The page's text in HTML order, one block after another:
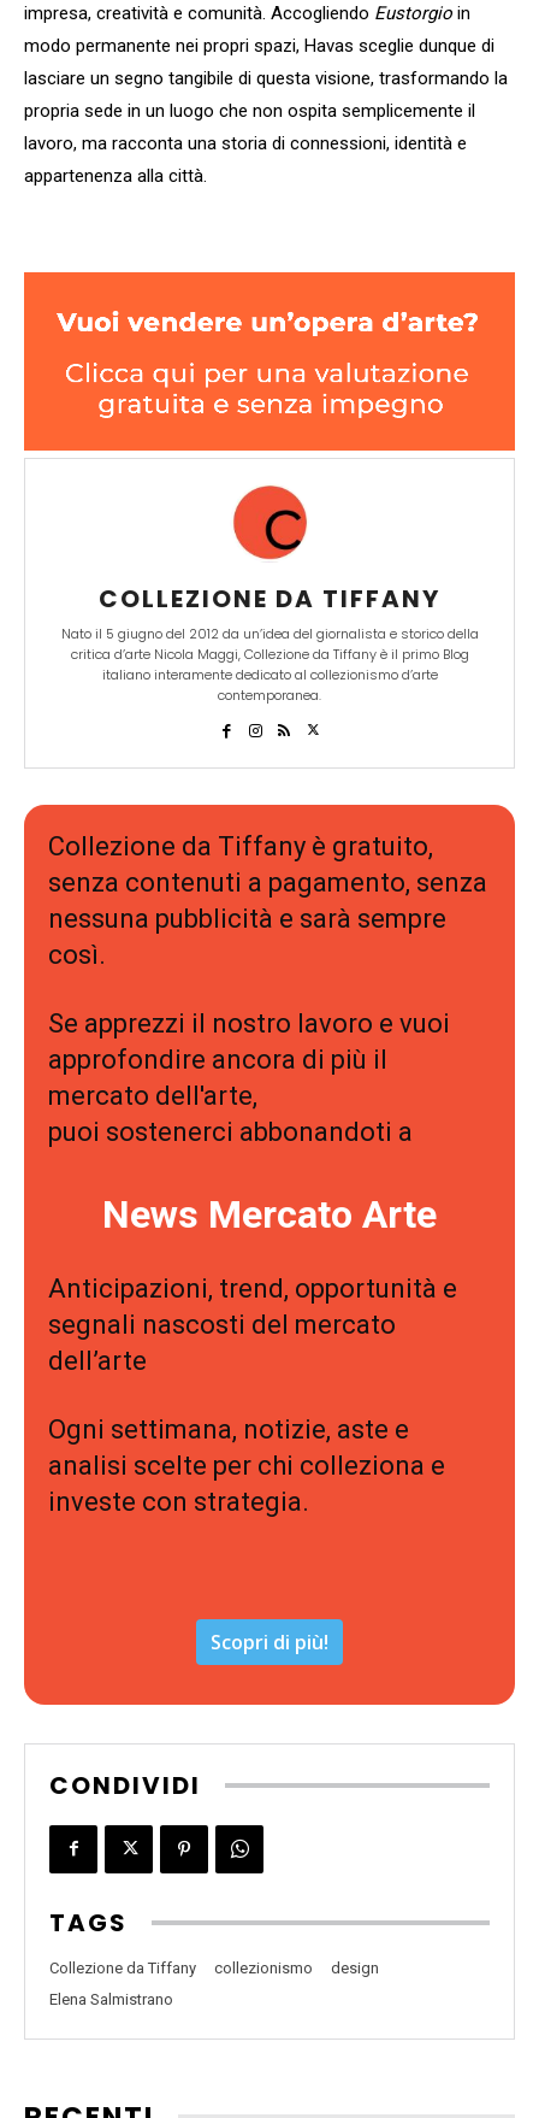
impresa, creatività e comunità. Accogliendo Eustorgio in
modo permanente nei propri spazi, Havas sceglie dunque di
lasciare un segno tangibile di questa visione, trasformando la
propria sede in un luogo che non ospita semplicemente il
lavoro, ma racconta una storia di connessioni, identità e
appartenenza alla città.
COLLEZIONE DA TIFFANY
Nato il 5 giugno del 2012 da un’idea del giornalista e storico della
critica d’arte Nicola Maggi, Collezione da Tiffany è il primo Blog
italiano interamente dedicato al collezionismo d’arte
contemporanea.
Collezione da Tiffany è gratuito,
senza contenuti a pagamento, senza
nessuna pubblicità e sarà sempre
così.
Se apprezzi il nostro lavoro e vuoi
approfondire ancora di più il
mercato dell'arte,
puoi sostenerci abbonandoti a
News Mercato Arte
Anticipazioni, trend, opportunità e
segnali nascosti del mercato
dell’arte
Ogni settimana, notizie, aste e
analisi scelte per chi colleziona e
investe con strategia.
Scopri di più!
CONDIVIDI
TAGS
Collezione da Tiffany collezionismo
design
Elena Salmistrano